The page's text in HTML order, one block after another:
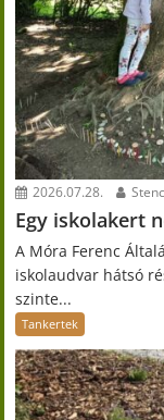
2026.07.28.
Egy iskolakert
A Móra Ferenc
iskolaudvar hátsó
szinte...
Tankertek